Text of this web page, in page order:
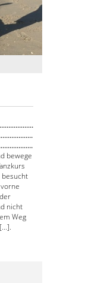
bewege
besucht
nicht
Weg